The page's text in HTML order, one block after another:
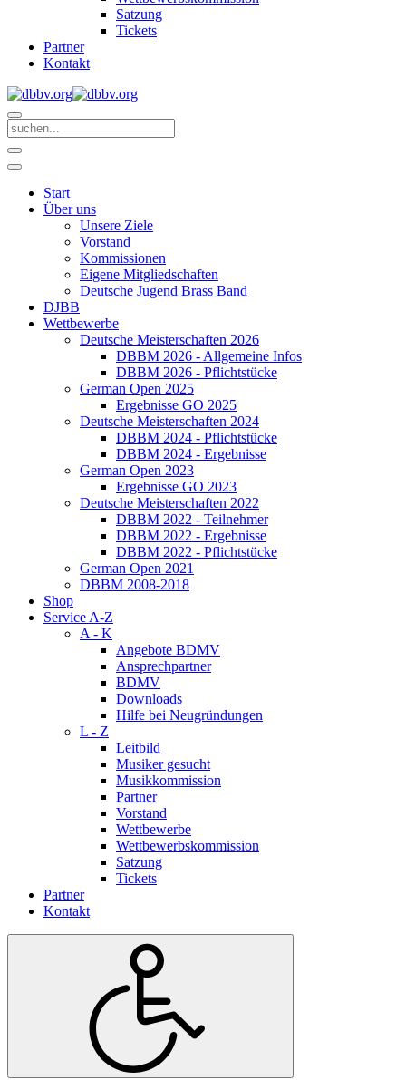
Satzung
Tickets
Partner
Kontakt
Start
Über uns
Unsere Ziele
Vorstand
Kommissionen
Eigene Mitgliedschaften
Deutsche Jugend Brass Band
DJBB
Wettbewerbe
Deutsche Meisterschaften 2026
DBBM 2026 - Allgemeine Infos
DBBM 2026 - Pflichtstücke
German Open 2025
Ergebnisse GO 2025
Deutsche Meisterschaften 2024
DBBM 2024 - Pflichtstücke
DBBM 2024 - Ergebnisse
German Open 2023
Ergebnisse GO 2023
Deutsche Meisterschaften 2022
DBBM 2022 - Teilnehmer
DBBM 2022 - Ergebnisse
DBBM 2022 - Pflichtstücke
German Open 2021
DBBM 2008-2018
Shop
Service A-Z
A - K
Angebote BDMV
Ansprechpartner
BDMV
Downloads
Hilfe bei Neugründungen
L - Z
Leitbild
Musiker gesucht
Musikkommission
Partner
Vorstand
Wettbewerbe
Wettbewerbskommission
Satzung
Tickets
Partner
Kontakt